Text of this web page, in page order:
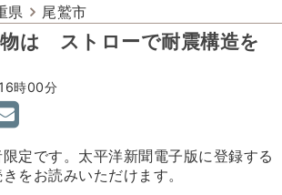
県 尾鷲市
は ストローで耐震構造を
16時00分
定です。太平洋新聞電子版に登録する
きをお読みいただけます。